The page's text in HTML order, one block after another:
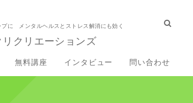
に メンタルヘルスとストレス解消にも効く
クリエーションズ
無料講座 インタビュー 問い合わせ